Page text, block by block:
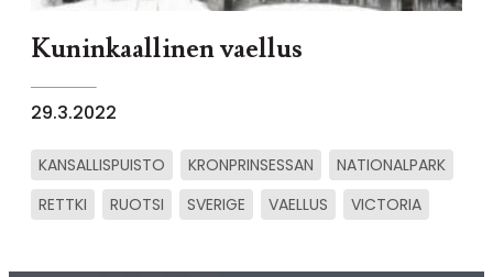
Kuninkaallinen vaellus
29.3.2022
KANSALLISPUISTO KRONPRINSESSAN
NATIONALPARK
RETTKI
RUOTSI SVERIGE VAELLUS VICTORIA